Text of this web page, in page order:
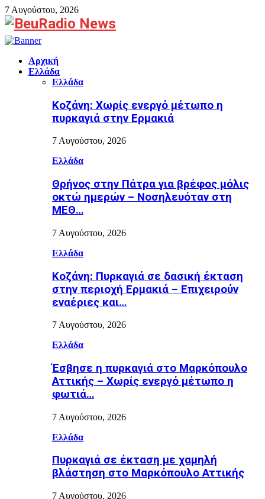
7 Αυγούστου, 2026
Facebook
Αρχική
Ελλάδα
Ελλάδα
Κοζάνη: Χωρίς ενεργό μέτωπο η
πυρκαγιά στην Ερμακιά
7 Αυγούστου, 2026
Ελλάδα
Θρήνος στην Πάτρα για βρέφος μόλις
οκτώ ημερών – Νοσηλευόταν στη
ΜΕΘ…
7 Αυγούστου, 2026
Ελλάδα
Κοζάνη: Πυρκαγιά σε δασική έκταση
στην περιοχή Ερμακιά – Επιχειρούν
εναέριες και…
7 Αυγούστου, 2026
Ελλάδα
Έσβησε η πυρκαγιά στο Μαρκόπουλο
Αττικής – Χωρίς ενεργό μέτωπο η
φωτιά…
7 Αυγούστου, 2026
Ελλάδα
Πυρκαγιά σε έκταση με χαμηλή
βλάστηση στο Μαρκόπουλο Αττικής
7 Αυγούστου, 2026